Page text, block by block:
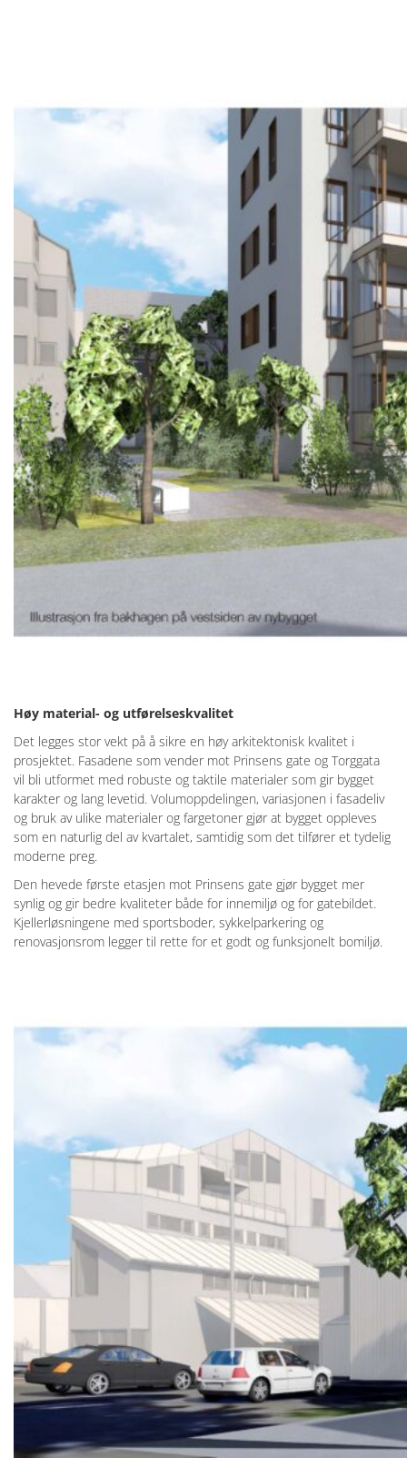
Høy material- og utførelseskvalitet
Det legges stor vekt på å sikre en høy arkitektonisk kvalitet i
prosjektet. Fasadene som vender mot Prinsens gate og Torggata
vil bli utformet med robuste og taktile materialer som gir bygget
karakter og lang levetid. Volumoppdelingen, variasjonen i fasadeliv
og bruk av ulike materialer og fargetoner gjør at bygget oppleves
som en naturlig del av kvartalet, samtidig som det tilfører et tydelig
moderne preg.
Den hevede første etasjen mot Prinsens gate gjør bygget mer
synlig og gir bedre kvaliteter både for innemiljø og for gatebildet.
Kjellerløsningene med sportsboder, sykkelparkering og
renovasjonsrom legger til rette for et godt og funksjonelt bomiljø.